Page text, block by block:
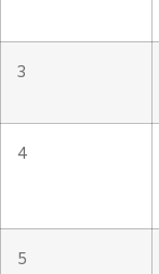
3
4
5